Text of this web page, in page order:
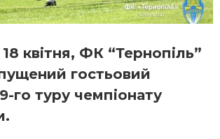
квітня, ФК “Тернопіль”
гостьовий
го туру чемпіонату